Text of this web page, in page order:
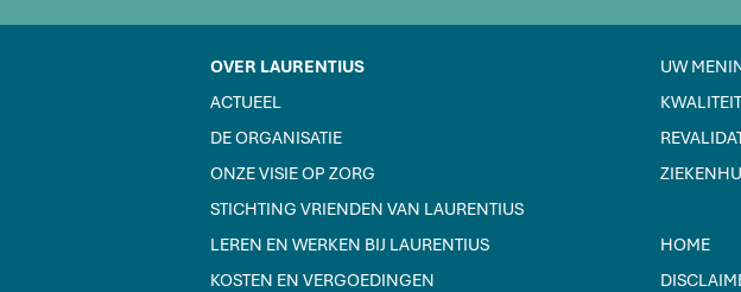
OVER LAURENTIUS
ACTUEEL
DE ORGANISATIE
ONZE VISIE OP ZORG
STICHTING VRIENDEN VAN LAURENTIUS
LEREN EN WERKEN BIJ LAURENTIUS
KOSTEN EN VERGOEDINGEN
UW
HOME